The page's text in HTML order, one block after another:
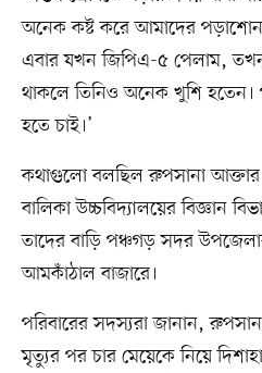
অনেক কষ্ট করে আমাদের
এবার যখন জিপিএ-৫ পেলাম,
থাকলে তিনিও অনেক খুশি
হতে চাই।’
কথাগুলো বলছিল রুপসানা
বালিকা উচ্চবিদ্যালয়ের বিজ্ঞান
তাদের বাড়ি পঞ্চগড় সদর
আমকাঁঠাল বাজারে।
পরিবারের সদস্যরা জানান,
মৃত্যুর পর চার মেয়েকে নিয়ে